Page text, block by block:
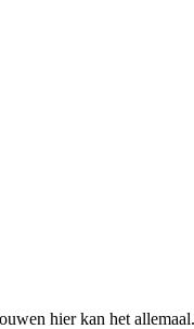
hier kan het